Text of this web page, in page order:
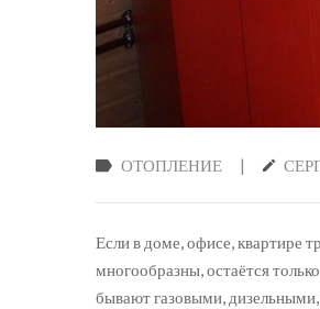
ОТОПЛЕНИЕ |
Если в доме, офисе, квартире
многообразны, остаётся
бывают газовыми,